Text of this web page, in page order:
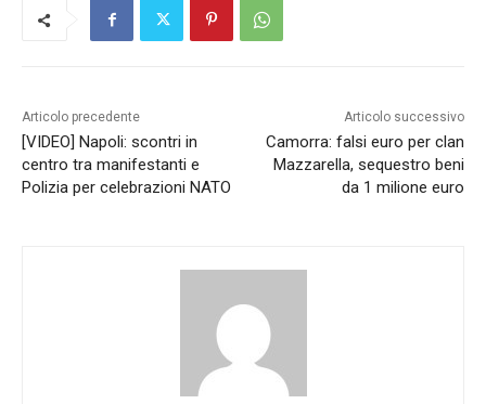
Articolo precedente
[VIDEO] Napoli: scontri in
centro tra manifestanti e
Polizia per celebrazioni NATO
Articolo successivo
Camorra: falsi euro per clan
Mazzarella, sequestro beni
da 1 milione euro